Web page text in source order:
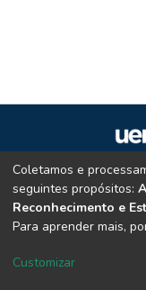
Cookie settings | Privacy
Coletamos e
seguintes propósitos:
Reconhecimento e
Para aprender mais,
Customizar